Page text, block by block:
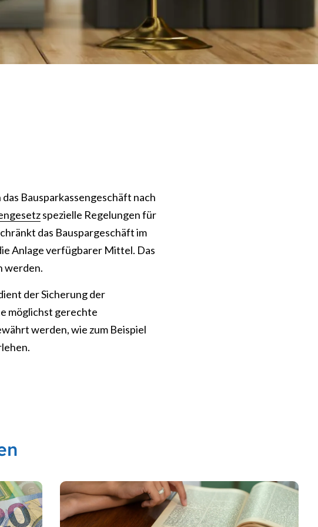
Bausparkassengeschäft nach
spezielle Regelungen für
das Bauspargeschäft im
Anlage verfügbarer Mittel. Das
werden.
der Sicherung der
möglichst gerechte
werden, wie zum Beispiel